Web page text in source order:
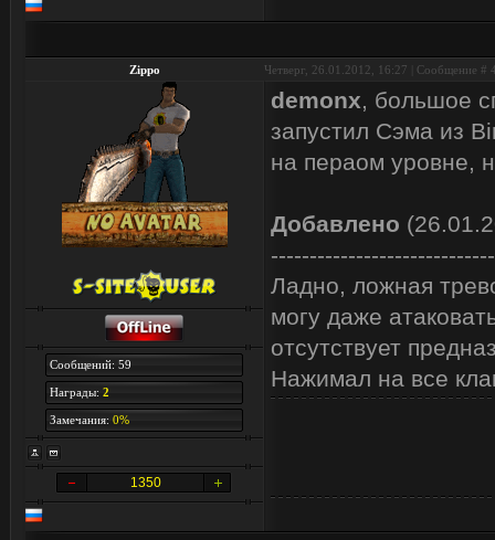
Zippo Четверг, 26.01.2012, 16:27 | Сообщение #
Сообщений: 59
Награды: 2
Замечания: 0%
1350
demonx, большое
запустил Сэма из
на пераом уровне,
Добавлено
Ладно, ложная
могу даже
отсутствует
Нажимал на все